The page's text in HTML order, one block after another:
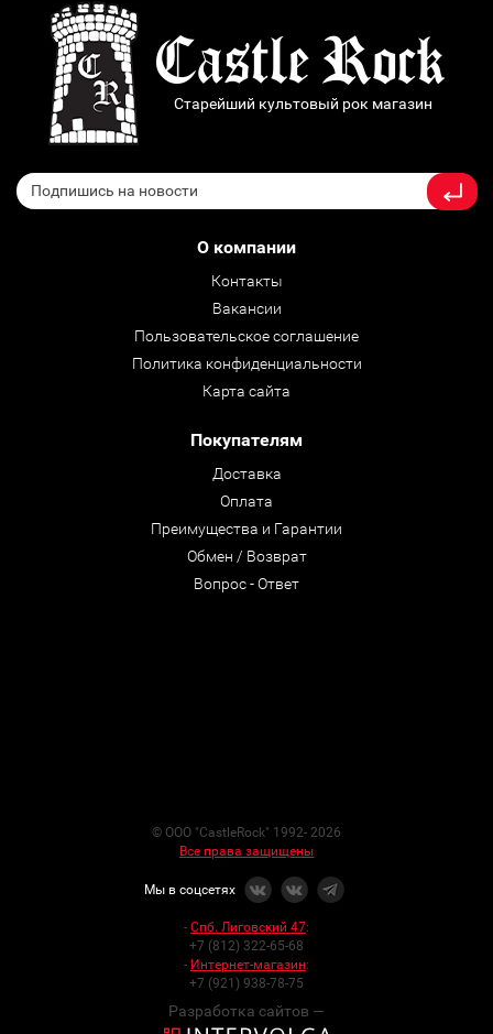
Старейший культовый рок магазин
О компании
Контакты
Вакансии
Пользовательское соглашение
Политика конфиденциальности
Карта сайта
Покупателям
Доставка
Оплата
Преимущества и Гарантии
Обмен / Возврат
Вопрос - Ответ
© ООО "CastleRock" 1992- 2026
Все права защищены
Мы в соцсетях
- Спб. Лиговский 47:
+7 (812) 322-65-68
- Интернет-магазин:
+7 (921) 938-78-75
Разработка сайтов —